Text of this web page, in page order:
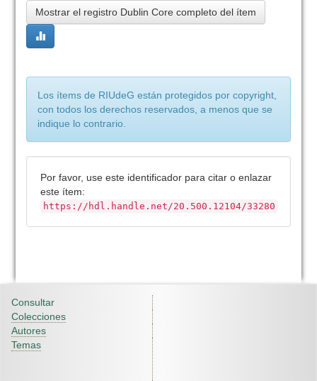
Mostrar el registro Dublin Core completo del ítem
Los ítems de RIUdeG están protegidos por copyright,
con todos los derechos reservados, a menos que se
indique lo contrario.
Por favor, use este identificador para citar o enlazar
este ítem:
https://hdl.handle.net/20.500.12104/33280
Consultar
Colecciones
Autores
Temas